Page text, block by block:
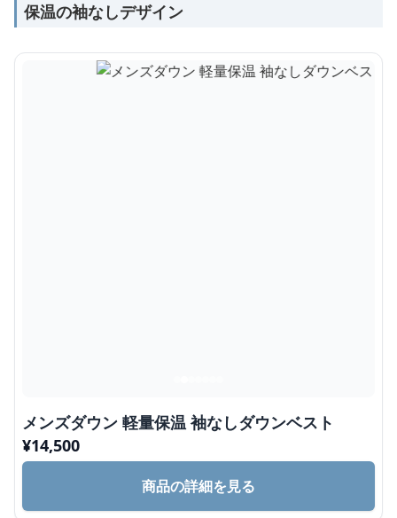
保温の袖なしデザイン
メンズダウン 軽量保温 袖なしダウンベスト
¥14,500
商品の詳細を見る